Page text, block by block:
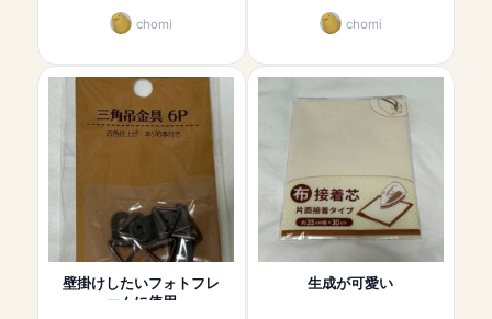
chomi chomi
壁掛けしたいフォトフレ
ームに使用
生成が可愛い